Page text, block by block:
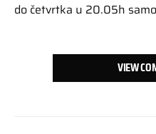
do četvrtka u 20.05h
VIEW